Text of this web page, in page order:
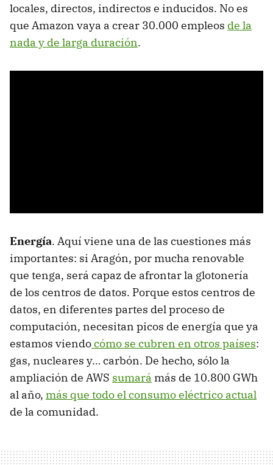
locales, directos, indirectos e inducidos. No es
que Amazon vaya a crear 30.000 empleos de la
nada y de larga duración.
Energía. Aquí viene una de las cuestiones más
importantes: si Aragón, por mucha renovable
que tenga, será capaz de afrontar la glotonería
de los centros de datos. Porque estos centros de
datos, en diferentes partes del proceso de
computación, necesitan picos de energía que ya
estamos viendocómo se cubren en otros países:
gas, nucleares y… carbón. De hecho, sólo la
ampliación de AWS sumará más de 10.800 GWh
al año, más que todo el consumo eléctrico actual
de la comunidad.